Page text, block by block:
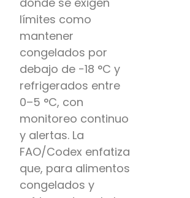
límites como
mantener
congelados por
debajo de −18 °C y
refrigerados entre
0–5 °C, con
monitoreo continuo
y alertas. La
FAO/Codex enfatiza
que, para alimentos
congelados y